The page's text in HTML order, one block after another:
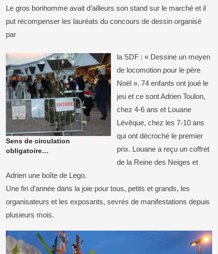
Le gros bonhomme avait d’ailleurs son stand sur le marché et il
put récompenser les lauréats du concours de dessin organisé
par
Sens de circulation
obligatoire…
la SDF : « Dessine un moyen
de locomotion pour le père
Noël ». 74 enfants ont joué le
jeu et ce sont Adrien Toulon,
chez 4-6 ans et Louane
Lévêque, chez les 7-10 ans
qui ont décroché le premier
prix. Louane a reçu un coffret
de la Reine des Neiges et
Adrien une boîte de Lego.
Une fin d’année dans la joie pour tous, petits et grands, les
organisateurs et les exposants, sevrés de manifestations depuis
plusieurs mois.